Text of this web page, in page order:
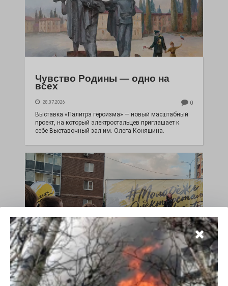
Чувство Родины — одно на
всех
28.07.2026 0
Выставка «Палитра героизма» — новый масштабный
проект, на который электростальцев приглашает к
себе Выставочный зал им. Олега Коняшина.
«Районы-кварталы»
путешествуют по городу